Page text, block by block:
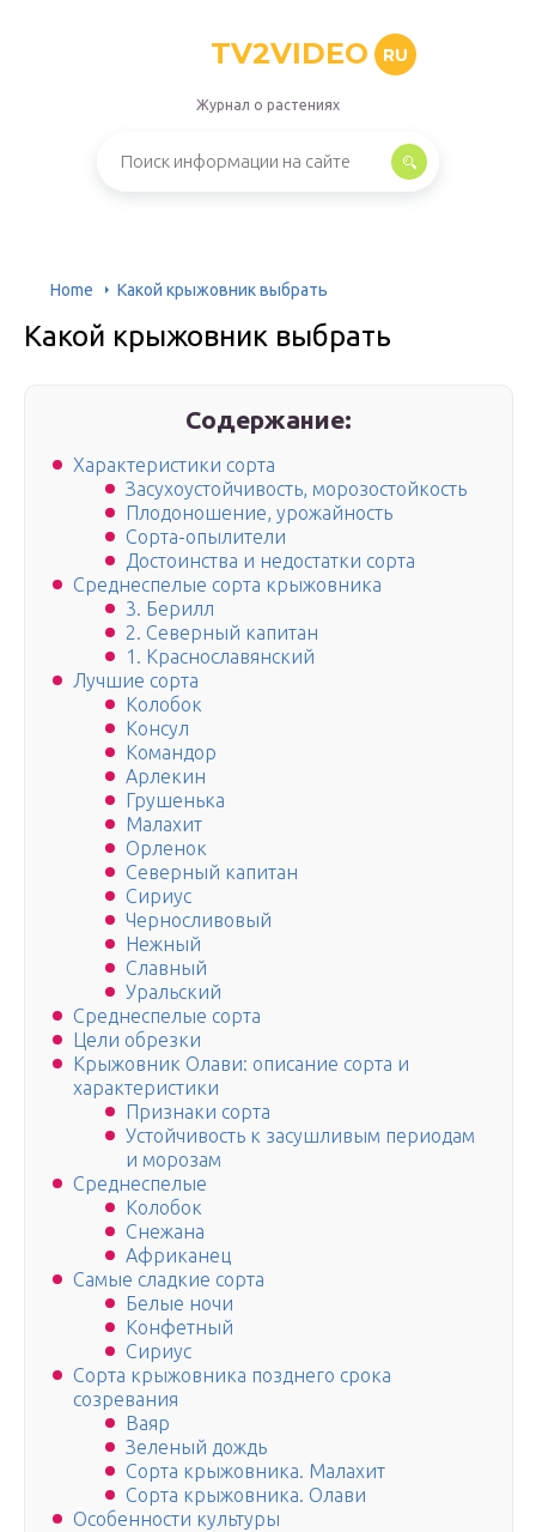
TV2VIDEO RU
Журнал о растениях
Home Какой крыжовник выбрать
Какой крыжовник выбрать
Содержание:
Характеристики сорта
Засухоустойчивость, морозостойкость
Плодоношение, урожайность
Сорта-опылители
Достоинства и недостатки сорта
Среднеспелые сорта крыжовника
3. Берилл
2. Северный капитан
1. Краснославянский
Лучшие сорта
Колобок
Консул
Командор
Арлекин
Грушенька
Малахит
Орленок
Северный капитан
Сириус
Черносливовый
Нежный
Славный
Уральский
Среднеспелые сорта
Цели обрезки
Крыжовник Олави: описание сорта и
характеристики
Признаки сорта
Устойчивость к засушливым периодам
и морозам
Среднеспелые
Колобок
Снежана
Африканец
Самые сладкие сорта
Белые ночи
Конфетный
Сириус
Cорта крыжовника позднего срока
созревания
Ваяр
Зеленый дождь
Сорта крыжовника. Малахит
Сорта крыжовника. Олави
Особенности культуры